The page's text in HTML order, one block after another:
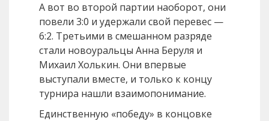
А вот во второй партии наоборот, они
повели 3:0 и удержали свой перевес —
6:2. Третьими в смешанном разряде
стали новоуральцы Анна Беруля и
Михаил Холькин. Они впервые
выступали вместе, и только к концу
турнира нашли взаимопонимание.
Единственную «победу» в концовке